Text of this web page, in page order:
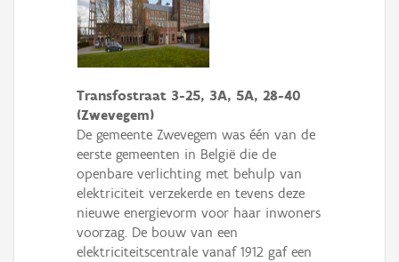
Transfostraat 3-25, 3A, 5A, 28-40
(Zwevegem)
De gemeente Zwevegem was één van de
eerste gemeenten in België die de
openbare verlichting met behulp van
elektriciteit verzekerde en tevens deze
nieuwe energievorm voor haar inwoners
voorzag. De bouw van een
elektriciteitscentrale vanaf 1912 gaf een